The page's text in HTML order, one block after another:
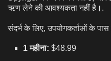
ऋण लेने की आवश्यकता नहीं है।.
संदर्भ के लिए, उपयोगकर्ताओं के
1 महीना: $48.99